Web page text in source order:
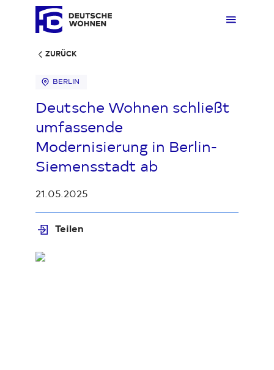
Mieten
Kaufen
Fakten & Positionen
ZURÜCK
BERLIN
Deutsche Wohnen schließt
umfassende
Modernisierung in Berlin-
Siemensstadt ab
21.05.2025
Teilen
Loading...